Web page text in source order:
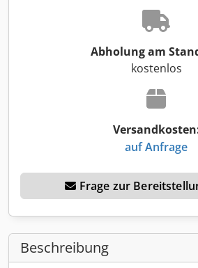
Abholung am
kostenlos
auf Anfrage
Frage zur
Beschreibung